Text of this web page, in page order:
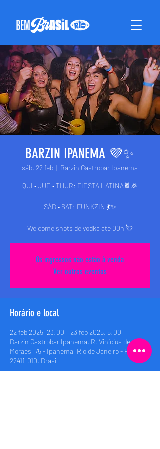
BARZIN IPANEMA 💜✨
sáb, 22 feb
  |
Barzin Gastrobar Ipanema
QUI • JUE • THUR: FIESTA LATINA🍍🎉
SÁB • SAT: FUNKZIN 💃✨
Welcome shots de vodka ate 00h 💘
Os ingressos não estão à venda
Ver outros eventos
Horário e local
22 feb 2025, 23:00 – 23 feb 2025, 5:00
Barzin Gastrobar Ipanema, R. Vinícius de
Moraes, 75 - Ipanema, Rio de Janeiro - RJ,
22411-010, Brasil